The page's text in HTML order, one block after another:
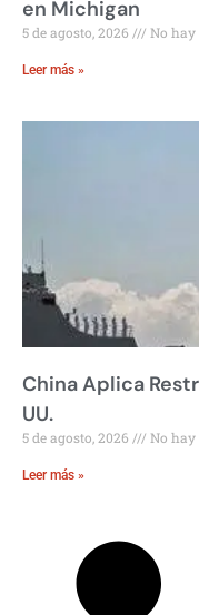
en Michigan
5 de agosto, 2026 No
Leer más »
China Aplica
UU.
5 de agosto, 2026 No
Leer más »